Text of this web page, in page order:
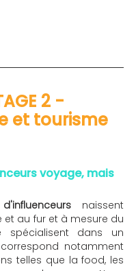
2 -
et tourisme
voyage, mais
d'influenceurs naissent
et au fur et à mesure du
notamment
telles que la food, les